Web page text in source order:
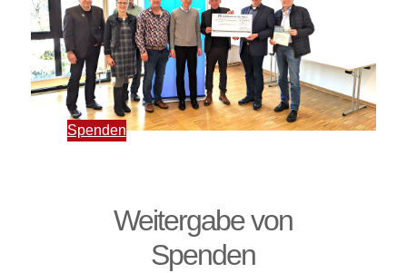
Weitergabe von
Spenden
Spenden